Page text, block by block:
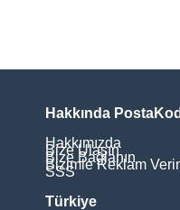
Hakkında
Hakkımızda
Bize Ulaşın
Bize Bağlanın
Bizimle Reklam
SSS
Türkiye